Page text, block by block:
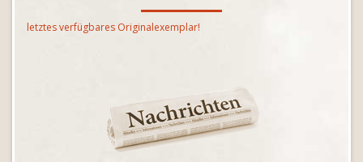
letztes verfügbares Originalexemplar!